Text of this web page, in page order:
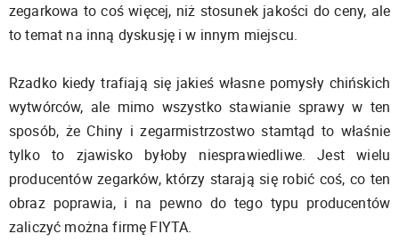
zegarkowa to coś więcej, niż stosunek jakości do ceny, ale
to temat na inną dyskusję i w innym miejscu.
Rzadko kiedy trafiają się jakieś własne pomysły chińskich
wytwórców, ale mimo wszystko stawianie sprawy w ten
sposób, że Chiny i zegarmistrzostwo stamtąd to właśnie
tylko to zjawisko byłoby niesprawiedliwe. Jest wielu
producentów zegarków, którzy starają się robić coś, co ten
obraz poprawia, i na pewno do tego typu producentów
zaliczyć można firmę FIYTA.